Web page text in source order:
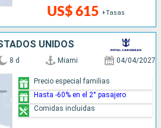
US$ 615 +Tasas
UNIDOS
8 d Miami 04/04/2027
Precio especial familias
Hasta -60% en el 2° pasajero
Comidas incluidas